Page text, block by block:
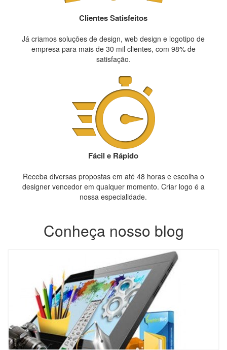
Clientes Satisfeitos
Já criamos soluções de design, web design e logotipo de
empresa para mais de 30 mil clientes, com 98% de
satisfação.
Fácil e Rápido
Receba diversas propostas em até 48 horas e escolha o
designer vencedor em qualquer momento. Criar logo é a
nossa especialidade.
Conheça nosso blog